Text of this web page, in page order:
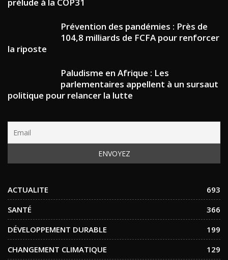
Prévention des pandémies : Près de
104,8 milliards de FCFA pour renforcer
la riposte
Paludisme en Afrique : Les
parlementaires appellent à un sursaut
politique pour relancer la lutte
ACTUALITE
693
SANTÉ
366
DÉVELOPPEMENT DURABLE
199
CHANGEMENT CLIMATIQUE
129